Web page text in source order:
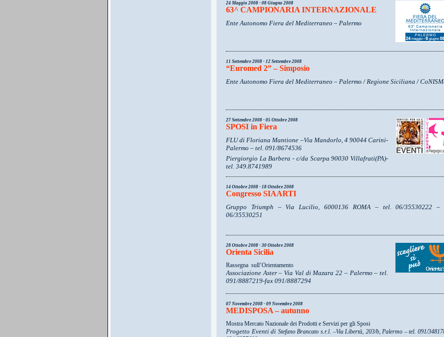
24 Maggio 2008 - 08 Giugno 2008
63^ CAMPIONARIA INTERNAZIONALE
Ente Autonomo Fiera del Mediterraneo – Palermo
11 Settembre 2008 - 12 Settembre 2008
“Euromed 2” – Simposio
Ente Autonomo Fiera del Mediterraneo – Palermo / Regione Siciliana /
27 Settembre 2008 - 05 Ottobre 2008
SPOSI in Fiera
FLU di Floriana Mantione –Via Mandorlo, 4 90044 Carini-
Palermo – tel. 091/8674536
Piergiorgio La Barbera - c/da Scarpa 90030 Villafrati(PA)-
tel. 349.8741989
14 Ottobre 2008 - 18 Ottobre 2008
Congresso SIAARTI
Gruppo Triumph – Via Lucilio, 6000136 ROMA – tel. 06/35530222 –
06/35530251
28 Ottobre 2008 - 30 Ottobre 2008
Orienta Sicilia
Rassegna sull’Orientamento
Associazione Aster – Via Val di Mazara 22 – Palermo – tel.
091/8887219-fax 091/8887294
07 Novembre 2008 - 09 Novembre 2008
MEDISPOSA – autunno
Mostra Mercato Nazionale dei Prodotti e Servizi per gli Sposi
Progetto Eventi di Stefano Brancato s.r.l. –Via Libertà, 203/b, Palermo – tel. 091/